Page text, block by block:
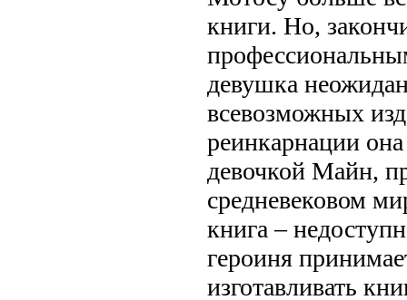
книги. Но,
девушка
всевозможных
реинкарнации
девочкой Майн,
средневековом
книга –
героиня
изготавливать